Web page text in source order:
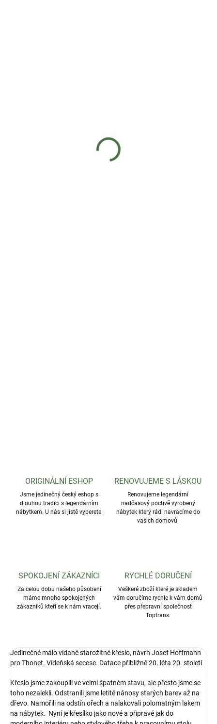
ORIGINÁLNÍ ESHOP
Jsme jedinečný český eshop s
dlouhou tradici s legendárním
nábytkem. U nás si jistě vyberete.
RENOVUJEME S LÁSKOU
Renovujeme legendární
nadčasový poctivě vyrobený
nábytek který rádi navracíme do
vašich domovů.
SPOKOJENÍ ZÁKAZNÍCI
Za celou dobu našeho působení
máme mnoho spokojených
zákazníků kteří se k nám vracejí.
RYCHLÉ DORUČENÍ
Veškeré zboží které je skladem
vám doručíme rychle k vám domů
přes přepravní společnost
Toptrans.
Jedinečné málo vídané starožitné křeslo, návrh Josef Hoffmann
pro Thonet. Vídeňská secese. Datace přibližně 20. léta 20. století
Křeslo jsme zakoupili ve velmi špatném stavu, ale přesto jsme se
toho nezalekli. Odstranili jsme letité nánosy starých barev až na
dřevo. Namořili na odstín ořech a nalakovali polomatným lakem
na nábytek. Nyní je křesílko jako nové a připravé jak do